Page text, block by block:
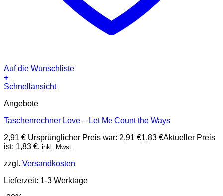
Auf die Wunschliste
+
Schnellansicht
Angebote
Taschenrechner Love – Let Me Count the Ways
2,91€ Ursprünglicher Preis war: 2,91 €1,83 €Aktueller Preis
ist: 1,83 €. inkl. Mwst.
zzgl. Versandkosten
Lieferzeit: 1-3 Werktage